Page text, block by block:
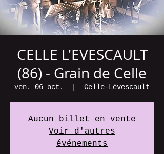
CELLE L'EVESCAULT
(86) - Grain de Celle
ven. 06 oct. Celle-Lévescault
Aucun billet en vente
Voir d'autres
événements